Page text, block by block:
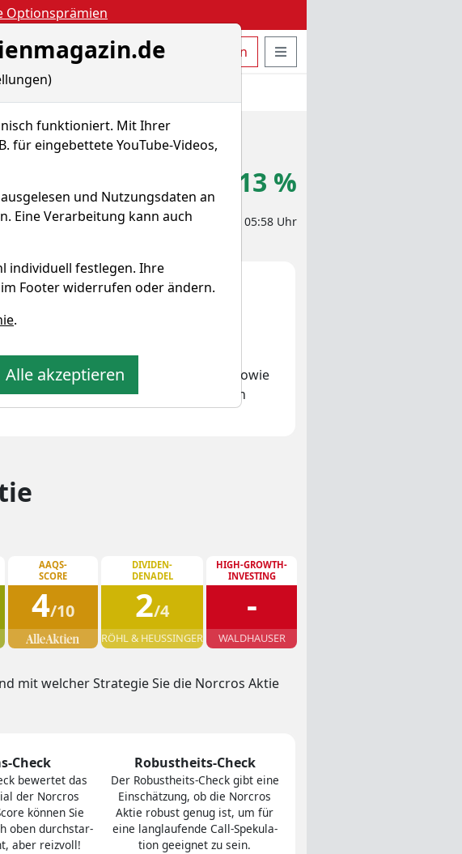
Optionsprämien
und Artikelsuche öffnen
Gratis Account Bestellen Login Seitennavigation öffnen
+3,13 %
Echtzeit-Aktienkurs 08.08.2026, 05:58 Uhr
Armaturen, Bad-Accessoires sowie
werden die Produkte unter den
AAQS-
SCORE
4/10
DIVIDEN-
DENADEL
2/4
RÖHL & HEUSSINGER
HIGH-GROWTH-
INVESTING
-
WALDHAUSER
mit welcher Strategie Sie die Norcros Aktie
Check
bewertet das
der Norcros
können Sie
oben durch­star­
aber reiz­voll!
Robustheits-Check
Der Robust­heits-Check gibt eine
Ein­schät­zung, ob die Norcros
Aktie robust genug ist, um für
eine lang­lau­fen­de Call-Spe­ku­la­
tion ge­eig­net zu sein.
funktioniert. Mit Ihrer
für eingebettete YouTube-Videos,
und Nutzungsdaten an
Eine Verarbeitung kann auch
individuell festlegen. Ihre
im Footer widerrufen oder ändern.
.
Alle akzeptieren